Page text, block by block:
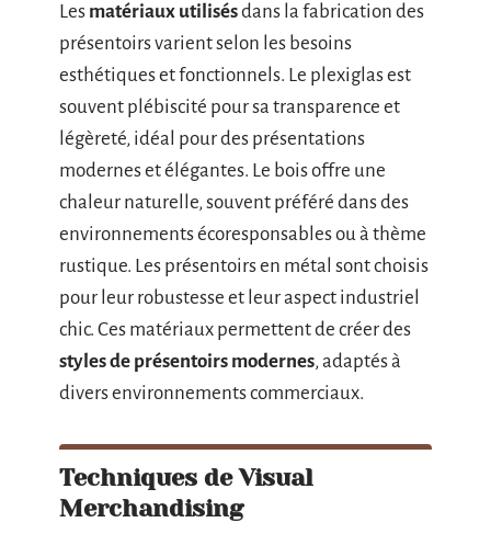
Les matériaux utilisésdans la fabrication des
présentoirs varient selon les besoins
esthétiques et fonctionnels. Le plexiglas est
souvent plébiscité pour sa transparence et
légèreté, idéal pour des présentations
modernes et élégantes. Le bois offre une
chaleur naturelle, souvent préféré dans des
environnements écoresponsables ou à thème
rustique. Les présentoirs en métal sont choisis
pour leur robustesse et leur aspect industriel
chic. Ces matériaux permettent de créer des
styles de présentoirs modernes, adaptés à
divers environnements commerciaux.
Techniques de Visual
Merchandising